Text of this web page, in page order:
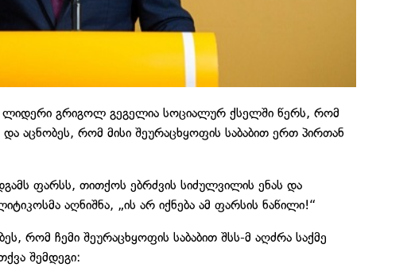
გრიგოლ გეგელია სოციალურ ქსელში წერს, რომ
აცნობეს, რომ მისი შეურაცხყოფის საბაბით ერთ პირთან
ფარსს, თითქოს ებრძვის სიძულვილის ენას და
აღნიშნა, „ის არ იქნება ამ ფარსის ნაწილი!“
რომ ჩემი შეურაცხყოფის საბაბით შსს-მ აღძრა საქმე
შემდეგი: